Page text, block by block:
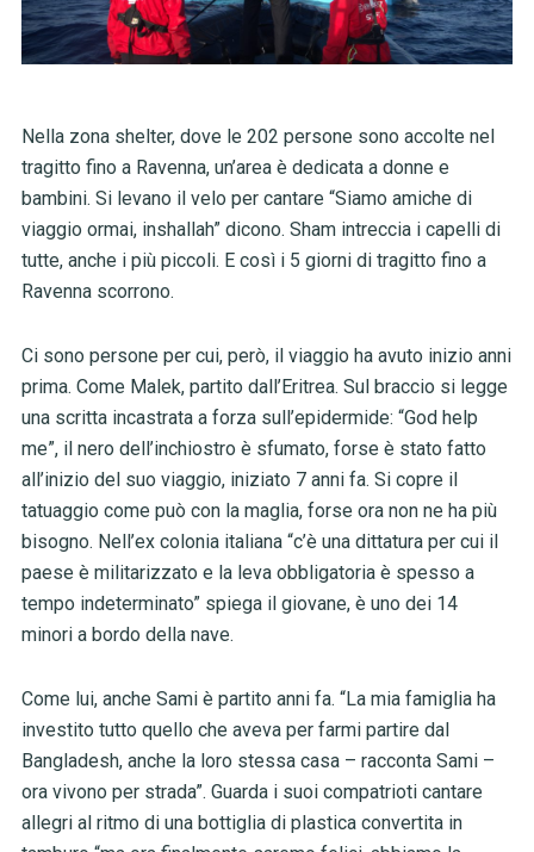
Nella zona shelter, dove le 202 persone sono accolte nel
tragitto fino a Ravenna, un’area è dedicata a donne e
bambini. Si levano il velo per cantare “Siamo amiche di
viaggio ormai, inshallah” dicono. Sham intreccia i capelli di
tutte, anche i più piccoli. E così i 5 giorni di tragitto fino a
Ravenna scorrono.
Ci sono persone per cui, però, il viaggio ha avuto inizio anni
prima. Come Malek, partito dall’Eritrea. Sul braccio si legge
una scritta incastrata a forza sull’epidermide: “God help
me”, il nero dell’inchiostro è sfumato, forse è stato fatto
all’inizio del suo viaggio, iniziato 7 anni fa. Si copre il
tatuaggio come può con la maglia, forse ora non ne ha più
bisogno. Nell’ex colonia italiana “c’è una dittatura per cui il
paese è militarizzato e la leva obbligatoria è spesso a
tempo indeterminato” spiega il giovane, è uno dei 14
minori a bordo della nave.
Come lui, anche Sami è partito anni fa. “La mia famiglia ha
investito tutto quello che aveva per farmi partire dal
Bangladesh, anche la loro stessa casa – racconta Sami –
ora vivono per strada”. Guarda i suoi compatrioti cantare
allegri al ritmo di una bottiglia di plastica convertita in